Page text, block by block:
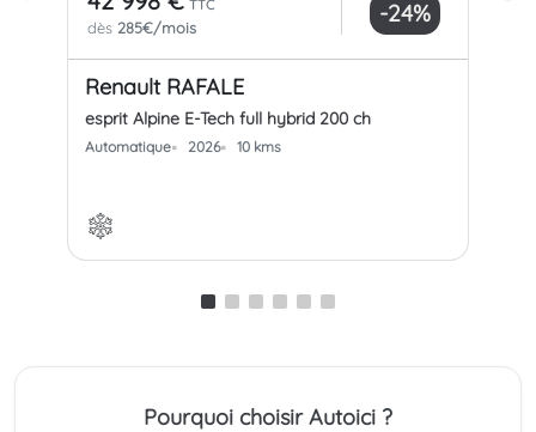
TTC
dès 285€/mois -24%
Renault RAFALE
esprit Alpine E-Tech full hybrid 200 ch
Automatique 2026 10 kms
Pourquoi choisir Autoici ?